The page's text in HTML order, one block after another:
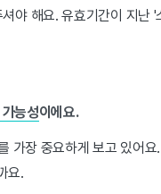
야 해요. 유효기간이 지난
능성이에요.
가장 중요하게 보고 있어
요.